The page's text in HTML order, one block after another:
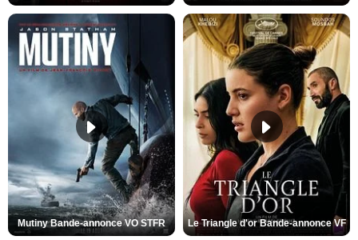
Mutiny Bande-annonce VO STFR Le Triangle d'or Bande-annonce VF